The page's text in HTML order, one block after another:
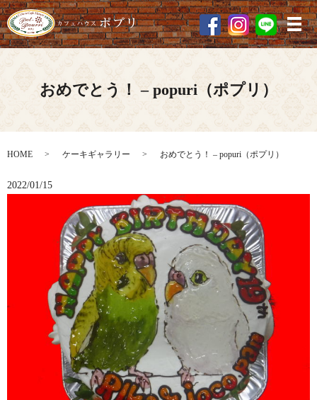
メ
おめでとう！ – popuri（ポプリ）
HOME ケーキギャラリー おめでとう！ – popuri（ポプリ）
2022/01/15